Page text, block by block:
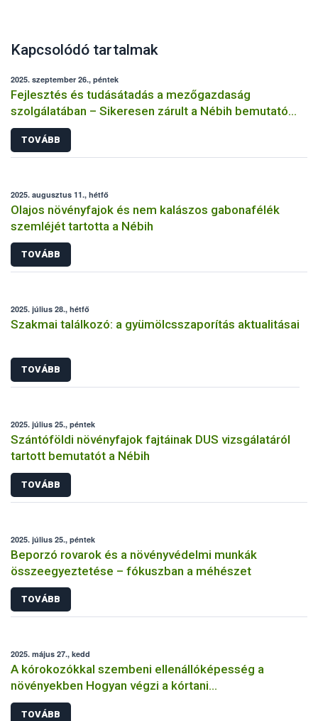
Kapcsolódó tartalmak
2025. szeptember 26., péntek
Fejlesztés és tudásátadás a mezőgazdaság
szolgálatában – Sikeresen zárult a Nébih bemutató
üzemi projektje
TOVÁBB
2025. augusztus 11., hétfő
Olajos növényfajok és nem kalászos gabonafélék
szemléjét tartotta a Nébih
TOVÁBB
2025. július 28., hétfő
Szakmai találkozó: a gyümölcsszaporítás aktualitásai
TOVÁBB
2025. július 25., péntek
Szántóföldi növényfajok fajtáinak DUS vizsgálatáról
tartott bemutatót a Nébih
TOVÁBB
2025. július 25., péntek
Beporzó rovarok és a növényvédelmi munkák
összeegyeztetése – fókuszban a méhészet
TOVÁBB
2025. május 27., kedd
A kórokozókkal szembeni ellenállóképesség a
növényekben Hogyan végzi a kórtani
rezisztenciavizsgálatokat a Nébih?
TOVÁBB